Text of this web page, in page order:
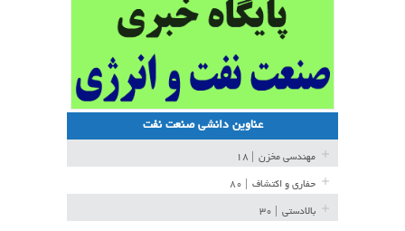
عناوین دانشی صنعت نفت
مهندسی مخزن
حفاری و اکتشاف
بالادستی